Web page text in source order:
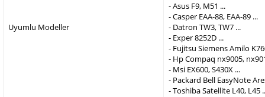
Uyumlu Modeller
- Asus F9, M51 ...
- Casper EAA-88, EAA-89 ...
- Datron TW3, TW7 ...
- Exper 8252D ...
- Fujitsu Siemens Amilo
- Hp Compaq nx9005,
- Msi EX600, S430X ...
- Packard Bell EasyNote
- Toshiba Satellite L40, L45